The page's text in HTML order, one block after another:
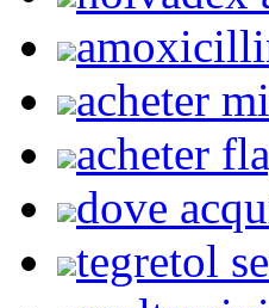
acheter
acheter
dove
tegretol